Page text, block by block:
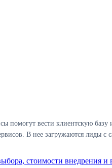
вести клиентскую базу
В нее загружаются лиды
стоимости внедрения и